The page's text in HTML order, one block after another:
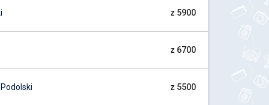
z 5900
z 6700
z 5500